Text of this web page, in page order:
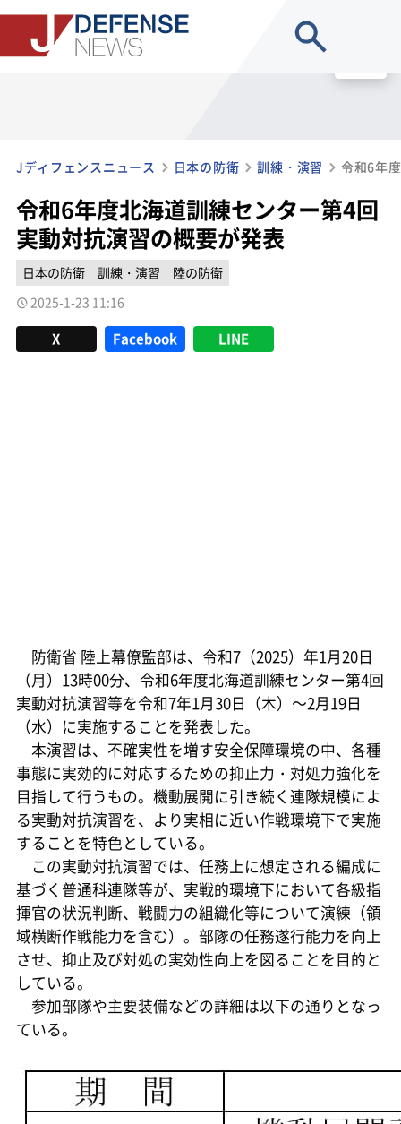
Jディフェンスニュース 日本の防衛 訓練・演習
令和6年度北海道訓練センター第4回
実動対抗演習の概要が発表
日本の防衛 訓練・演習
陸の防衛
2025-1-23 11:16
X Facebook LINE
防衛省 陸上幕僚監部は、令和7（2025）年1月20日
（月）13時00分、令和6年度北海道訓練センター第4回
実動対抗演習等を令和7年1月30日（木）～2月19日
（水）に実施することを発表した。
本演習は、不確実性を増す安全保障環境の中、各種
事態に実効的に対応するための抑止力・対処力強化を
目指して行うもの。機動展開に引き続く連隊規模によ
る実動対抗演習を、より実相に近い作戦環境下で実施
することを特色としている。
この実動対抗演習では、任務上に想定される編成に
基づく普通科連隊等が、実戦的環境下において各級指
揮官の状況判断、戦闘力の組織化等について演練（領
域横断作戦能力を含む）。部隊の任務遂行能力を向上
させ、抑止及び対処の実効性向上を図ることを目的と
している。
参加部隊や主要装備などの詳細は以下の通りとなっ
ている。